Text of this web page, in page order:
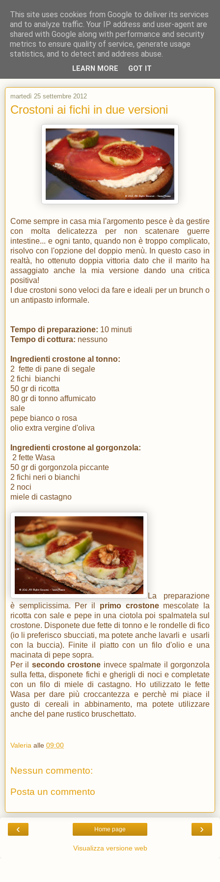
martedì 25 settembre 2012
Crostoni ai fichi in due versioni
Come sempre in casa mia l'argomento pesce è da gestire
con molta delicatezza per non scatenare guerre
intestine... e ogni tanto, quando non è troppo complicato,
risolvo con l'opzione del doppio menù. In questo caso in
realtà, ho ottenuto doppia vittoria dato che il marito ha
assaggiato anche la mia versione dando una critica
positiva!
I due crostoni sono veloci da fare e ideali per un brunch o
un antipasto informale.
Tempo di preparazione: 10 minuti
Tempo di cottura: nessuno
Ingredienti crostone al tonno:
2 fette di pane di segale
2 fichi bianchi
50 gr di ricotta
80 gr di tonno affumicato
sale
pepe bianco o rosa
olio extra vergine d'oliva
Ingredienti crostone al gorgonzola:
2 fette Wasa
50 gr di gorgonzola piccante
2 fichi neri o bianchi
2 noci
miele di castagno
La preparazione
è semplicissima. Per il primo crostonemescolate la
ricotta con sale e pepe in una ciotola poi spalmatela sul
crostone. Disponete due fette di tonno e le rondelle di fico
(io li preferisco sbucciati, ma potete anche lavarli e usarli
con la buccia). Finite il piatto con un filo d'olio e una
macinata di pepe sopra.
Per il secondo crostone invece spalmate il gorgonzola
sulla fetta, disponete fichi e gherigli di noci e completate
con un filo di miele di castagno. Ho utilizzato le fette
Wasa per dare più croccantezza e perchè mi piace il
gusto di cereali in abbinamento, ma potete utilizzare
anche del pane rustico bruschettato.
Valeria alle 09:00
Nessun commento:
Posta un commento
‹ ›
Home page
Visualizza versione web
This site uses cookies from Google to deliver its services
and to analyze traffic. Your IP address and user-agent are
shared with Google along with performance and security
metrics to ensure quality of service, generate usage
statistics, and to detect and address abuse.
LEARN MORE GOT IT